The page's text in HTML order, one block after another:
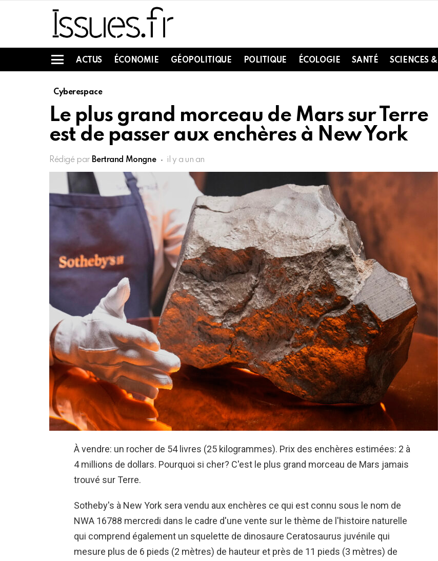
Menu
ACTUS ÉCONOMIE GÉOPOLITIQUE POLITIQUE ÉCOLOGIE SANTÉ SCIENCES &
Cyberespace
Le plus grand morceau de Mars sur Terre
est de passer aux enchères à New York
Rédigé par Bertrand Mongne il y a un an
À vendre: un rocher de 54 livres (25 kilogrammes). Prix des enchères estimées: 2 à
4 millions de dollars. Pourquoi si cher? C'est le plus grand morceau de Mars jamais
trouvé sur Terre.
Sotheby's à New York sera vendu aux enchères ce qui est connu sous le nom de
NWA 16788 mercredi dans le cadre d'une vente sur le thème de l'histoire naturelle
qui comprend également un squelette de dinosaure Ceratosaurus juvénile qui
mesure plus de 6 pieds (2 mètres) de hauteur et près de 11 pieds (3 mètres) de